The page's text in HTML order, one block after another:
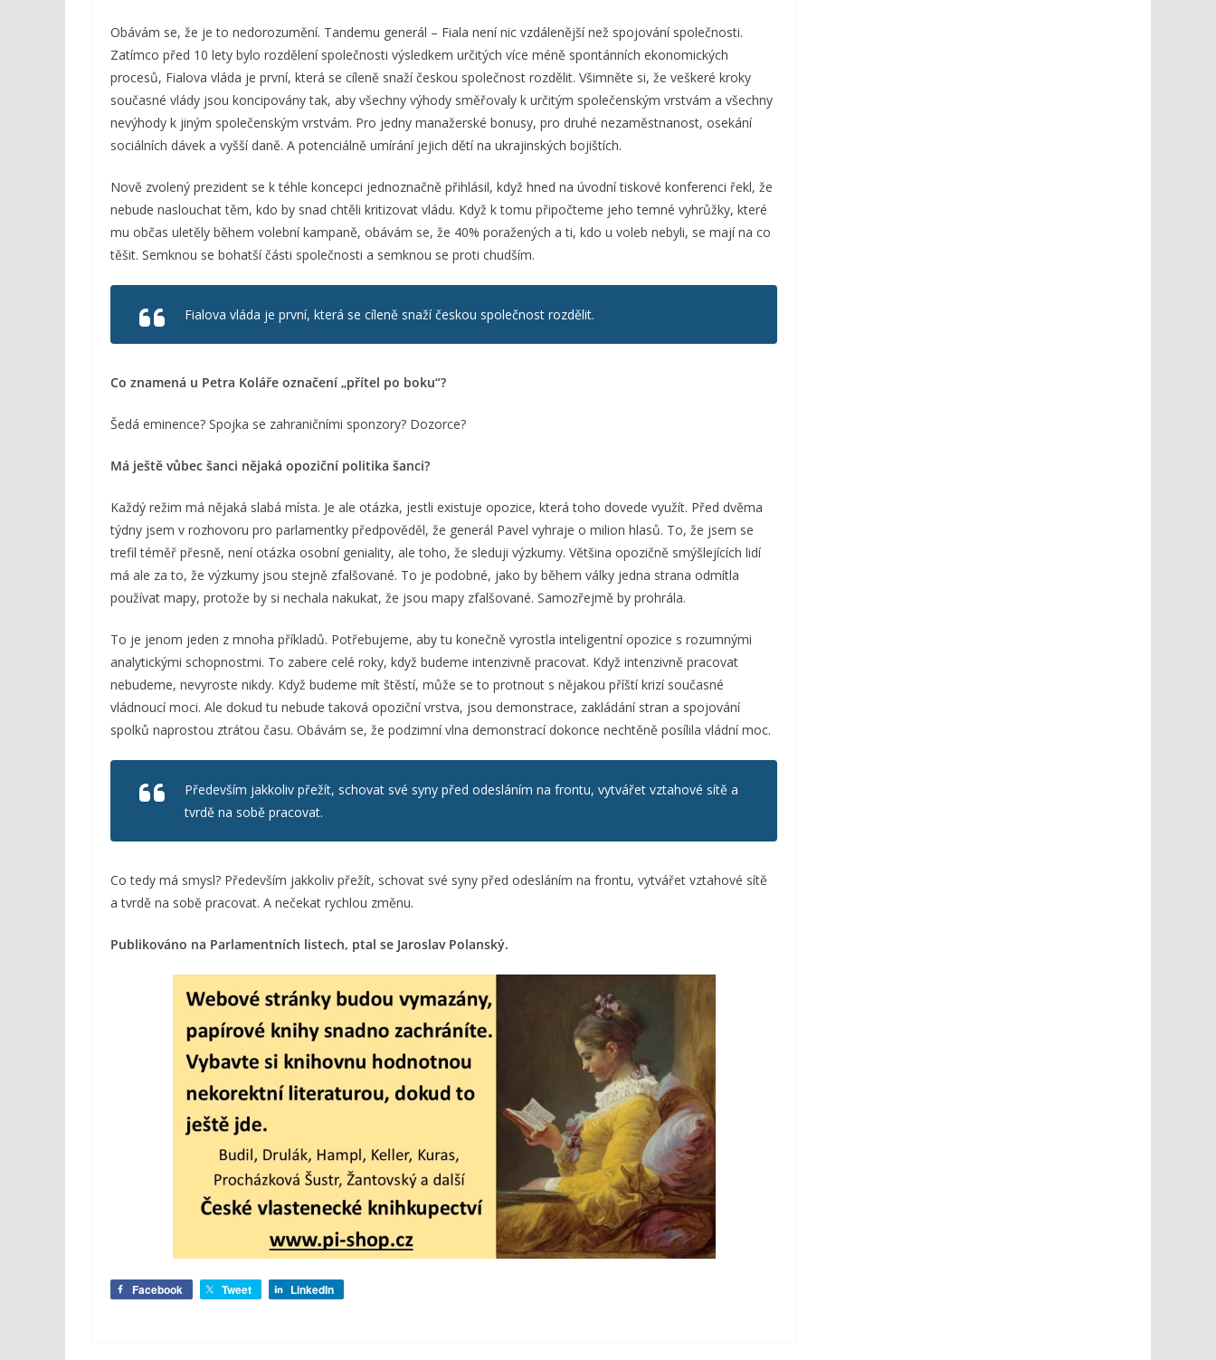
Obávám se, že je to nedorozumění. Tandemu generál – Fiala není nic vzdálenější než spojování společnosti.
Zatímco před 10 lety bylo rozdělení společnosti výsledkem určitých více méně spontánních ekonomických
procesů, Fialova vláda je první, která se cíleně snaží českou společnost rozdělit. Všimněte si, že veškeré kroky
současné vlády jsou koncipovány tak, aby všechny výhody směřovaly k určitým společenským vrstvám a všechny
nevýhody k jiným společenským vrstvám. Pro jedny manažerské bonusy, pro druhé nezaměstnanost, osekání
sociálních dávek a vyšší daně. A potenciálně umírání jejich dětí na ukrajinských bojištích.
Nově zvolený prezident se k téhle koncepci jednoznačně přihlásil, když hned na úvodní tiskové konferenci řekl, že
nebude naslouchat těm, kdo by snad chtěli kritizovat vládu. Když k tomu připočteme jeho temné vyhrůžky, které
mu občas uletěly během volební kampaně, obávám se, že 40% poražených a ti, kdo u voleb nebyli, se mají na co
těšit. Semknou se bohatší části společnosti a semknou se proti chudším.
Fialova vláda je první, která se cíleně snaží českou společnost rozdělit.
Co znamená u Petra Koláře označení „přítel po boku“?
Šedá eminence? Spojka se zahraničními sponzory? Dozorce?
Má ještě vůbec šanci nějaká opoziční politika šanci?
Každý režim má nějaká slabá místa. Je ale otázka, jestli existuje opozice, která toho dovede využít. Před dvěma
týdny jsem v rozhovoru pro parlamentky předpověděl, že generál Pavel vyhraje o milion hlasů. To, že jsem se
trefil téměř přesně, není otázka osobní geniality, ale toho, že sleduji výzkumy. Většina opozičně smýšlejících lidí
má ale za to, že výzkumy jsou stejně zfalšované. To je podobné, jako by během války jedna strana odmítla
používat mapy, protože by si nechala nakukat, že jsou mapy zfalšované. Samozřejmě by prohrála.
To je jenom jeden z mnoha příkladů. Potřebujeme, aby tu konečně vyrostla inteligentní opozice s rozumnými
analytickými schopnostmi. To zabere celé roky, když budeme intenzivně pracovat. Když intenzivně pracovat
nebudeme, nevyroste nikdy. Když budeme mít štěstí, může se to protnout s nějakou příští krizí současné
vládnoucí moci. Ale dokud tu nebude taková opoziční vrstva, jsou demonstrace, zakládání stran a spojování
spolků naprostou ztrátou času. Obávám se, že podzimní vlna demonstrací dokonce nechtěně posílila vládní moc.
Především jakkoliv přežít, schovat své syny před odesláním na frontu, vytvářet vztahové sítě a
tvrdě na sobě pracovat.
Co tedy má smysl? Především jakkoliv přežít, schovat své syny před odesláním na frontu, vytvářet vztahové sítě
a tvrdě na sobě pracovat. A nečekat rychlou změnu.
Publikováno na Parlamentních listech, ptal se Jaroslav Polanský.
Facebook Tweet LinkedIn